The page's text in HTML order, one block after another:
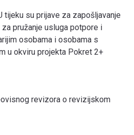
tijeku su prijave za zapošljavanje
pružanje usluga potpore i
osobama i osobama s
u okviru projekta Pokret 2+
revizora o revizijskom